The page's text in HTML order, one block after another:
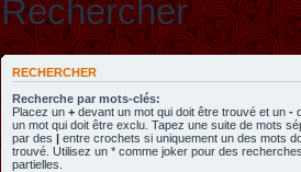
Rechercher
RECHERCHER
Recherche par mots-clés:
Placez un + devant un mot qui doit être trouvé et un -
un mot qui doit être exclu. Tapez une suite de mots
par des | entre crochets si uniquement un des mots
trouvé. Utilisez un * comme joker pour des
partielles.